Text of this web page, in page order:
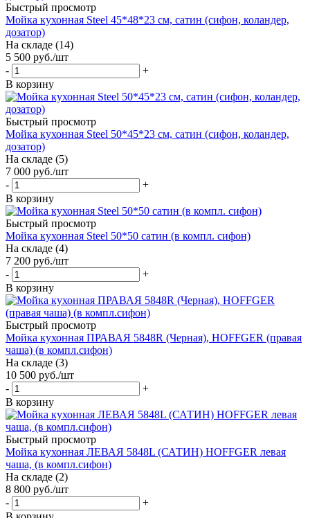
Быстрый просмотр
Мойка кухонная Steel 45*48*23 см, сатин (сифон, коландер,
дозатор)
На складе (14)
5 500 руб./шт
-
+
В корзину
Быстрый просмотр
Мойка кухонная Steel 50*45*23 см, сатин (сифон, коландер,
дозатор)
На складе (5)
7 000 руб./шт
-
+
В корзину
Быстрый просмотр
Мойка кухонная Steel 50*50 сатин (в компл. сифон)
На складе (4)
7 200 руб./шт
-
+
В корзину
Быстрый просмотр
Мойка кухонная ПРАВАЯ 5848R (Черная), HOFFGER (правая
чаша) (в компл.сифон)
На складе (3)
10 500 руб./шт
-
+
В корзину
Быстрый просмотр
Мойка кухонная ЛЕВАЯ 5848L (САТИН) HOFFGER левая
чаша, (в компл.сифон)
На складе (2)
8 800 руб./шт
-
+